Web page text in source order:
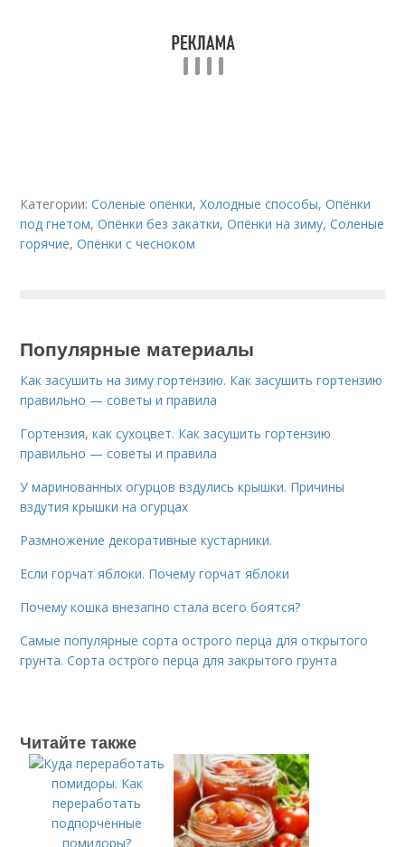
Категории:Соленые опёнки,Холодные способы,Опёнки
под гнетом,Опёнки без закатки,Опёнки на зиму,Соленые
горячие,Опёнки с чесноком
Популярные материалы
Как засушить на зиму гортензию. Как засушить гортензию
правильно — советы и правила
Гортензия, как сухоцвет. Как засушить гортензию
правильно — советы и правила
У маринованных огурцов вздулись крышки. Причины
вздутия крышки на огурцах
Размножение декоративные кустарники.
Если горчат яблоки. Почему горчат яблоки
Почему кошка внезапно стала всего боятся?
Самые популярные сорта острого перца для открытого
грунта. Сорта острого перца для закрытого грунта
Читайте также